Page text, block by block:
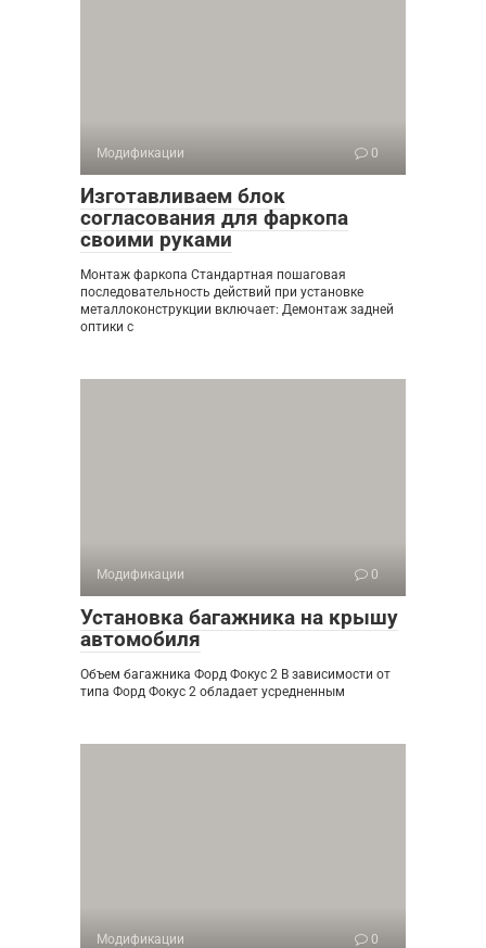
Модификации 0
Изготавливаем блок
согласования для фаркопа
своими руками
Монтаж фаркопа Стандартная пошаговая
последовательность действий при установке
металлоконструкции включает: Демонтаж задней
оптики с
Модификации 0
Установка багажника на крышу
автомобиля
Объем багажника Форд Фокус 2 В зависимости от
типа Форд Фокус 2 обладает усредненным
Модификации 0